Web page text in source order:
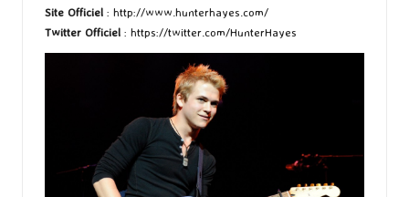
Site Officiel : http://www.hunterhayes.com/
Twitter Officiel : https://twitter.com/HunterHayes